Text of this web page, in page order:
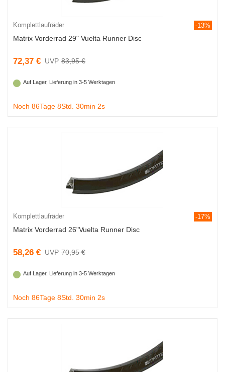
Komplettlaufräder -13%
Matrix Vorderrad 29" Vuelta Runner Disc
72,37 € 83,95 €
Auf Lager, Lieferung in 3-5 Werktagen
Noch 86Tage 8Std. 30min 1s
Komplettlaufräder -17%
Matrix Vorderrad 26"Vuelta Runner Disc
58,26 € 70,95 €
Auf Lager, Lieferung in 3-5 Werktagen
Noch 86Tage 8Std. 30min 1s